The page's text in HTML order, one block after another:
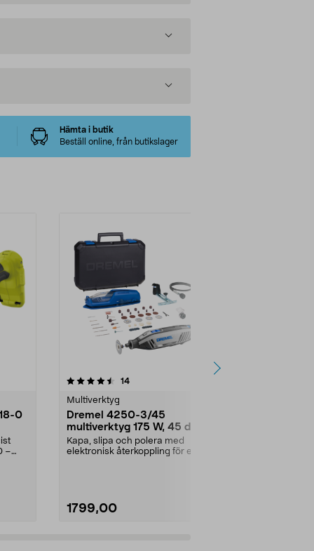
Hämta i butik
Beställ online, från butikslager
0
–
14recensioner
Multiverktyg
Dremel 4250-3/45
multiverktyg 175 W, 45 delar
Kapa, slipa och polera med
elektronisk återkoppling för extra
1799,00
5.0 av 5 stjärnor